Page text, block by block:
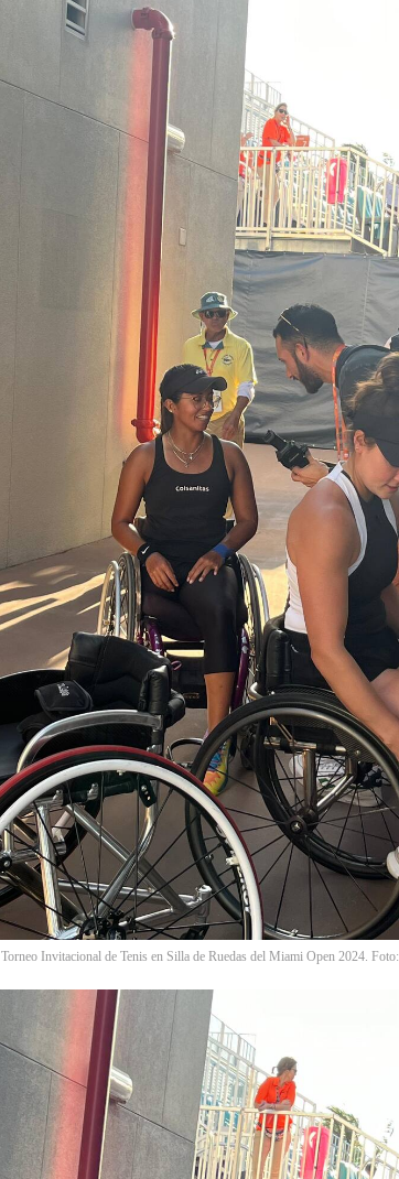
Torneo Invitacional de Tenis en Silla de Ruedas del Miami Open 2024.